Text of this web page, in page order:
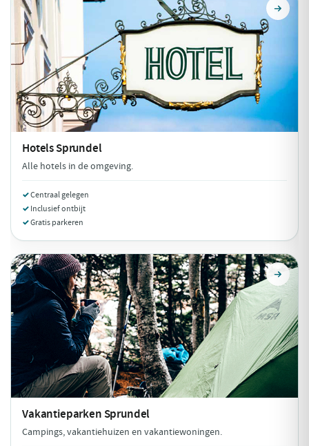
HotelsSprundel
Alle hotels in de omgeving.
Centraal gelegen
Inclusief ontbijt
Gratis parkeren
Vakantieparken Sprundel
Campings, vakantiehuizen en vakantiewoningen.